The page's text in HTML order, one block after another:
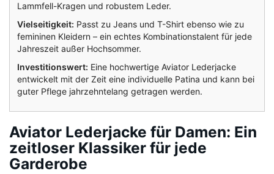
Lammfell-Kragen und robustem Leder.
Vielseitigkeit: Passt zu Jeans und T-Shirt ebenso wie zu
femininen Kleidern – ein echtes Kombinationstalent für jede
Jahreszeit außer Hochsommer.
Investitionswert: Eine hochwertige Aviator Lederjacke
entwickelt mit der Zeit eine individuelle Patina und kann bei
guter Pflege jahrzehntelang getragen werden.
Aviator Lederjacke für Damen: Ein
zeitloser Klassiker für jede
Garderobe